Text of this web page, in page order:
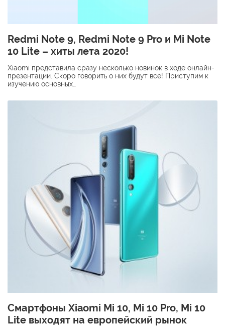
Redmi Note 9, Redmi Note 9 Pro и Mi Note
10 Lite – хиты лета 2020!
Xiaomi представила сразу несколько новинок в ходе онлайн-
презентации. Скоро говорить о них будут все! Приступим к
изучению основных…
Смартфоны Xiaomi Mi 10, Mi 10 Pro, Mi 10
Lite выходят на европейский рынок